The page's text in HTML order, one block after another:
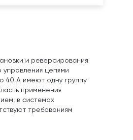
и реверсирования
цепями
40 А имеют одну группу
применения
в системах
требованиям